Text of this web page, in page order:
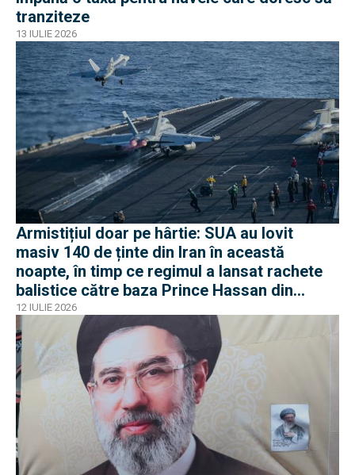
tranziteze
13 IULIE 2026
Armistițiul doar pe hârtie: SUA au lovit
masiv 140 de ținte din Iran în această
noapte, în timp ce regimul a lansat rachete
balistice către baza Prince Hassan din
Iordania
12 IULIE 2026